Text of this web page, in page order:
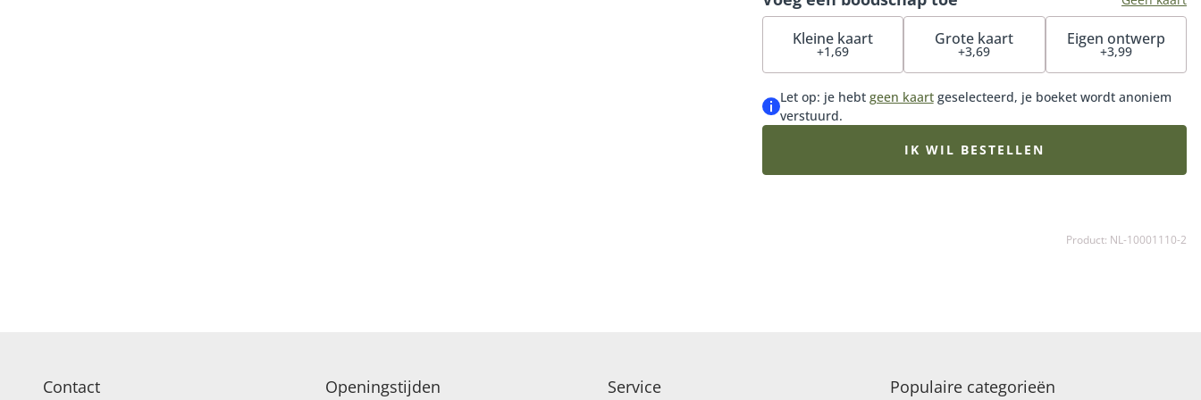
Kleine kaart
+1,69
Grote kaart
+3,69
Eigen ontwerp
+3,99
Let op: je hebt geen kaartgeselecteerd, je boeket wordt anoniem
verstuurd.
IK WIL BESTELLEN
Product: NL-10001110-2
Contact Openingstijden Service Populaire categorieën